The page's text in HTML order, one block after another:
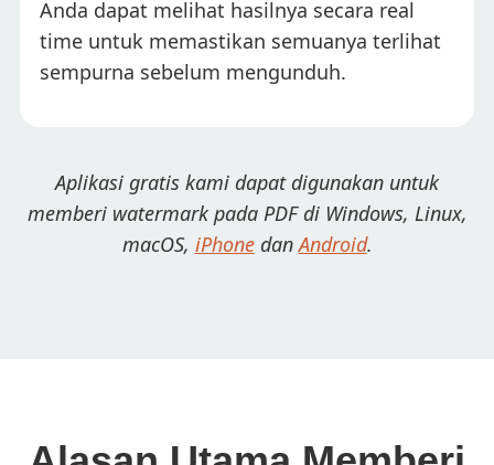
Anda dapat melihat hasilnya secara real
time untuk memastikan semuanya terlihat
sempurna sebelum mengunduh.
Aplikasi gratis kami dapat digunakan untuk
memberi watermark pada PDF di Windows, Linux,
macOS, iPhonedanAndroid.